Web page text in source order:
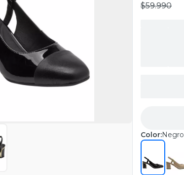
$59.990
Color:Negro